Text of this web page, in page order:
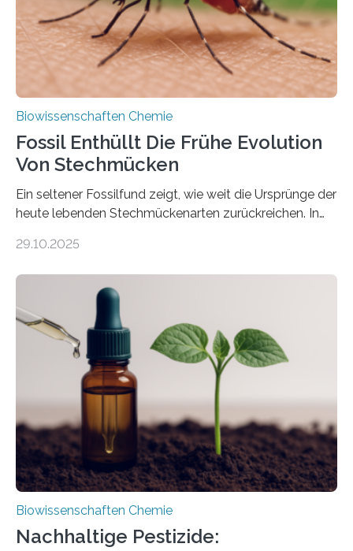
mit scheibenförmiger Gestalt. Was auffällig ist: Die
nächsten…
Biowissenschaften Chemie
Fossil Enthüllt Die Frühe Evolution
Von Stechmücken
Ein seltener Fossilfund zeigt, wie weit die Ursprünge der
heute lebenden Stechmückenarten zurückreichen. In
Forschende die bisher älteste bekannte Stechmücken-
Region Kachin in Myanmar und hat sich in
ausgezeichnetem Zustand erhalten. Es konnte als neue
Art einer neuen Gattung beschrieben werden und trägt
nun den Namen Cretosabethes primaevus. Dieser erste
fossile Nachweis einer Stechmückenlarve in Bernstein
stellt gleichzeitig den ersten Fossilfund einer
Mückenlarve aus dem Mesozoikum dar, denn…
29.10.2025
Biowissenschaften Chemie
Nachhaltige Pestizide: